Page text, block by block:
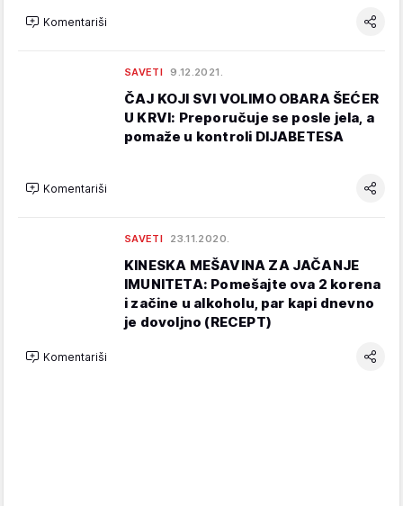
Komentariši
SAVETI 9.12.2021.
ČAJ KOJI SVI VOLIMO OBARA ŠEĆER
U KRVI: Preporučuje se posle jela, a
pomaže u kontroli DIJABETESA
Komentariši
SAVETI 23.11.2020.
KINESKA MEŠAVINA ZA JAČANJE
IMUNITETA: Pomešajte ova 2 korena
i začine u alkoholu, par kapi dnevno
je dovoljno (RECEPT)
Komentariši